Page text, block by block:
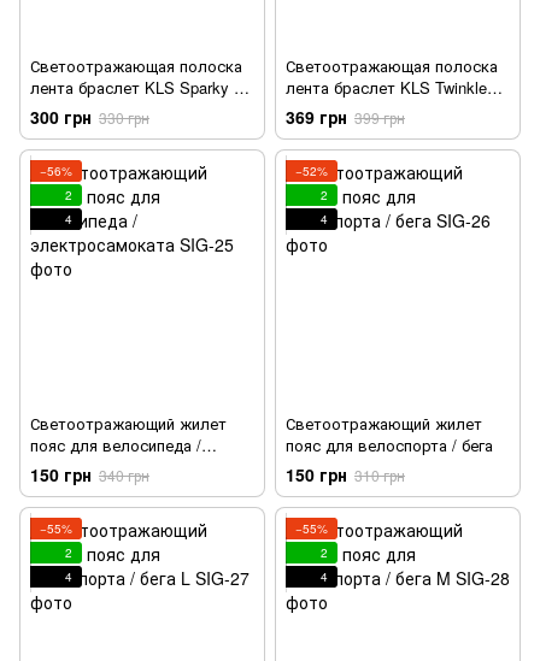
Светоотражающая полоска
лента браслет KLS Sparky с
диодами
300 грн 330 грн
Светоотражающая полоска
лента браслет KLS Twinkle
набор
369 грн 399 грн
−56%
2
4
Светоотражающий жилет
пояс для велосипеда /
электросамоката
150 грн 340 грн
−52%
2
4
Светоотражающий жилет
пояс для велоспорта / бега
150 грн 310 грн
−55%
2
4
−55%
2
4